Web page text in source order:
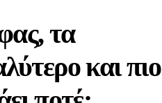
τα
και πιο